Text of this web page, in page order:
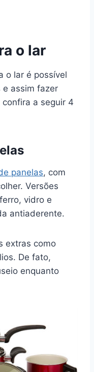
o lar
o lar é possível
e assim fazer
a seguir 4
panelas, com
Versões
vidro e
antiaderente.
extras como
De fato,
enquanto